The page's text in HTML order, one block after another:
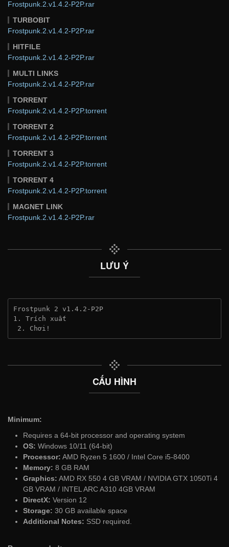
Frostpunk.2.v1.4.2-P2P.rar
TURBOBIT
Frostpunk.2.v1.4.2-P2P.rar
HITFILE
Frostpunk.2.v1.4.2-P2P.rar
MULTI LINKS
Frostpunk.2.v1.4.2-P2P.rar
TORRENT
Frostpunk.2.v1.4.2-P2P.torrent
TORRENT 2
Frostpunk.2.v1.4.2-P2P.torrent
TORRENT 3
Frostpunk.2.v1.4.2-P2P.torrent
TORRENT 4
Frostpunk.2.v1.4.2-P2P.torrent
MAGNET LINK
Frostpunk.2.v1.4.2-P2P.rar
LƯU Ý
Frostpunk 2 v1.4.2-P2P
1. Trích xuất
2. Chơi!
CẤU HÌNH
Minimum:
Requires a 64-bit processor and operating system
OS: Windows 10/11 (64-bit)
Processor: AMD Ryzen 5 1600 / Intel Core i5-8400
Memory: 8 GB RAM
Graphics: AMD RX 550 4 GB VRAM / NVIDIA GTX 1050Ti 4
GB VRAM / INTEL ARC A310 4GB VRAM
DirectX: Version 12
Storage: 30 GB available space
Additional Notes: SSD required.